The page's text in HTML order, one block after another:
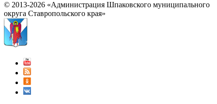
© 2013-2026 «Администрация Шпаковского муниципального
округа Ставропольского края»